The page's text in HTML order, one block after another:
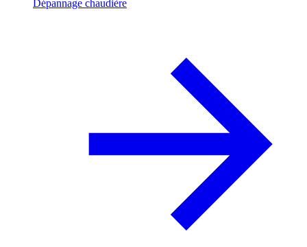
Dépannage chaudière